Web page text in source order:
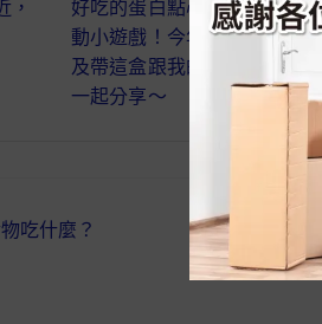
，
好吃的蛋白點心還有好玩的運
動小遊戲！今年過年已經等不
及帶這盒跟我的親戚、朋友們
一起分享～
吃什麼？